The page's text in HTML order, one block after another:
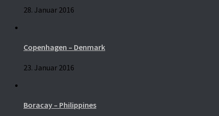
28. Januar 2016
Copenhagen – Denmark
23. Januar 2016
Boracay – Philippines